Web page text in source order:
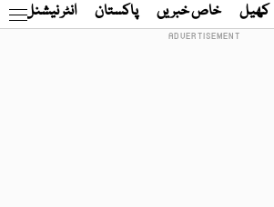
کھیل خاص خبریں پاکستان انٹر نیشنل